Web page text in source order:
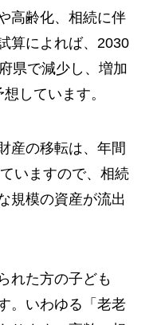
高齢化、相続に伴
算によれば、2030
県で減少し、増加
しています。
産の移転は、年間
いますので、相続
規模の資産が流出
れた方の子ども
。いわゆる「老老